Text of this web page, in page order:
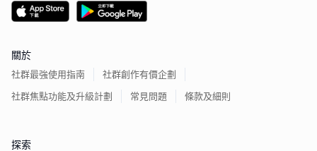
關於
社群最強使用指南
社群創作有價企劃
社群焦點功能及升級計劃
常見問題 條款及細則
探索